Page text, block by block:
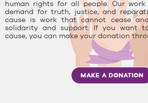
human rights for all people. Our
demand for truth, justice, and
cause is work that cannot cease
solidarity and support. If you want
cause, you can make your donation
MAKE A DONATION